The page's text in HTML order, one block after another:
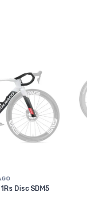
Disc SDM5